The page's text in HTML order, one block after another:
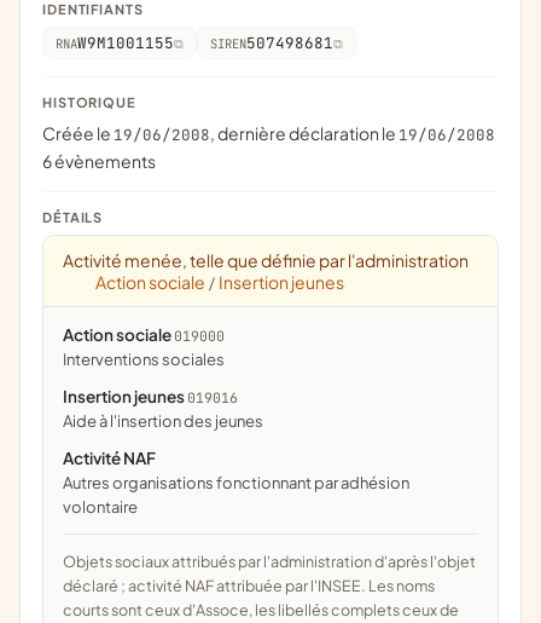
IDENTIFIANTS
RNAW9M1001155 SIREN507498681
HISTORIQUE
Créée le 19/06/2008, dernière déclaration le 19/06/2008
6 évènements
DÉTAILS
Activité menée, telle que définie par l'administration
Action sociale / Insertion jeunes
Action sociale 019000
interventions sociales
Insertion jeunes 019016
aide à l'insertion des jeunes
Activité NAF
Autres organisations fonctionnant par adhésion
volontaire
Objets sociaux attribués par l'administration d'après l'objet
déclaré ; activité NAF attribuée par l'INSEE. Les noms
courts sont ceux d'Assoce, les libellés complets ceux de